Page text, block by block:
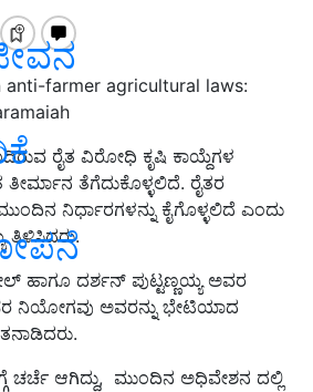
farmer agricultural laws:
ರೈತ ವಿರೋಧಿ ಕೃಷಿ ಕಾಯ್ದೆಗಳ
ತೆಗೆದುಕೊಳ್ಳಲಿದೆ. ರೈತರ
ನಿರ್ಧಾರಗಳನ್ನು ಕೈಗೊಳ್ಳಲಿದೆ ಎಂದು
ತಿಳಿಸಿದರು.
ಹಾಗೂ ದರ್ಶನ್ ಪುಟ್ಟಣ್ಣಯ್ಯ ಅವರ
ನಿಯೋಗವು ಅವರನ್ನು ಭೇಟಿಯಾದ
ಚರ್ಚೆ ಆಗಿದ್ದು, ಮುಂದಿನ ಅಧಿವೇಶನ ದಲ್ಲಿ